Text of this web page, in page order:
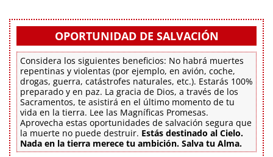
OPORTUNIDAD DE SALVACIÓN
Considera los siguientes beneficios: No habrá muertes
repentinas y violentas (por ejemplo, en avión, coche,
drogas, guerra, catástrofes naturales, etc.). Estarás 100%
preparado y en paz. La gracia de Dios, a través de los
Sacramentos, te asistirá en el último momento de tu
vida en la tierra. Lee las Magníficas Promesas.
Aprovecha estas oportunidades de salvación segura que
la muerte no puede destruir. Estás destinado al Cielo.
Nada en la tierra merece tu ambición. Salva tu Alma.